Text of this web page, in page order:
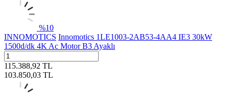
%10
INNOMOTICS Innomotics 1LE1003-2AB53-4AA4 IE3 30kW
1500d/dk 4K Ac Motor B3 Ayaklı
115.388,92 TL
103.850,03 TL